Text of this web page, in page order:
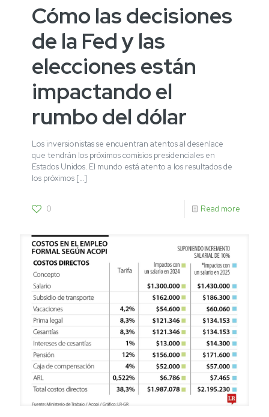
Cómo las decisiones
de la Fed y las
elecciones están
impactando el
rumbo del dólar
Los inversionistas se encuentran atentos al desenlace
que tendrán los próximos comisios presidenciales en
Estados Unidos. El mundo está atento a los resultados de
los próximos […]
0 Read more